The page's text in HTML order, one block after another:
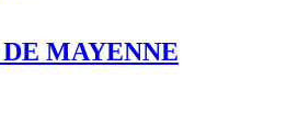
MAYENNE